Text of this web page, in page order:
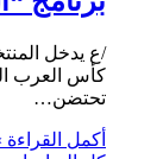
/ع يدخل
تحتضن…
أكمل القراءة